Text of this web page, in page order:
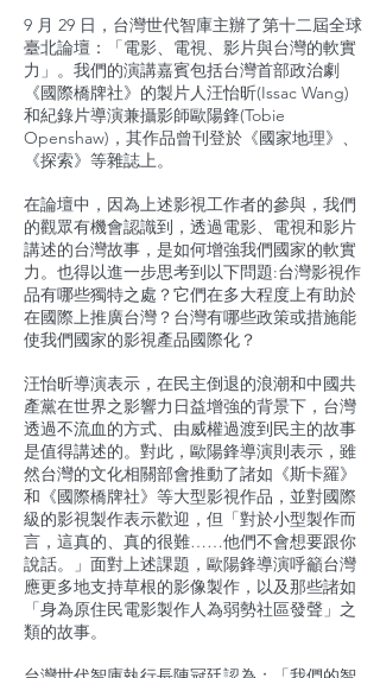
9 月 29 日，台灣世代智庫主辦了第十二屆全球
臺北論壇：「電影、電視、影片與台灣的軟實
力」。我們的演講嘉賓包括台灣首部政治劇
《國際橋牌社》的製片人汪怡昕(Issac Wang)
和紀錄片導演兼攝影師歐陽鋒(Tobie
Openshaw)，其作品曾刊登於《國家地理》、
《探索》等雜誌上。
在論壇中，因為上述影視工作者的參與，我們
的觀眾有機會認識到，透過電影、電視和影片
講述的台灣故事，是如何增強我們國家的軟實
力。也得以進一步思考到以下問題:台灣影視作
品有哪些獨特之處？它們在多大程度上有助於
在國際上推廣台灣？台灣有哪些政策或措施能
使我們國家的影視產品國際化？
汪怡昕導演表示，在民主倒退的浪潮和中國共
產黨在世界之影響力日益增強的背景下，台灣
透過不流血的方式、由威權過渡到民主的故事
是值得講述的。對此，歐陽鋒導演則表示，雖
然台灣的文化相關部會推動了諸如《斯卡羅》
和《國際橋牌社》等大型影視作品，並對國際
級的影視製作表示歡迎，但「對於小型製作而
言，這真的、真的很難……他們不會想要跟你
說話。」面對上述課題，歐陽鋒導演呼籲台灣
應更多地支持草根的影像製作，以及那些諸如
「身為原住民電影製作人為弱勢社區發聲」之
類的故事。